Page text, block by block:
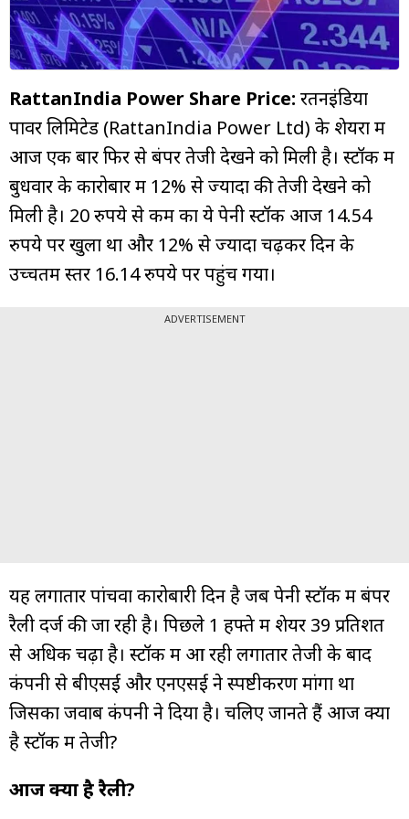
म्यूचुअल
फंड
RattanIndia Power Share Price: रतनइंडिया
पावर लिमिटेड (RattanIndia Power Ltd) के शेयरों में
आज एक बार फिर से बंपर तेजी देखने को मिली है। स्टॉक में
बुधवार के कारोबार में 12% से ज्यादा की तेजी देखने को
मिली है। 20 रुपये से कम का ये पेनी स्टॉक आज 14.54
रुपये पर खुला था और 12% से ज्यादा चढ़कर दिन के
उच्चतम स्तर 16.14 रुपये पर पहुंच गया।
ADVERTISEMENT
यह लगातार पांचवा कारोबारी दिन है जब पेनी स्टॉक में बंपर
रैली दर्ज की जा रही है। पिछले 1 हफ्ते में शेयर 39 प्रतिशत
से अधिक चढ़ा है। स्टॉक में आ रही लगातार तेजी के बाद
कंपनी से बीएसई और एनएसई ने स्पष्टीकरण मांगा था
जिसका जवाब कंपनी ने दिया है। चलिए जानते हैं आज क्यों
है स्टॉक में तेजी?
आज क्यों है रैली?